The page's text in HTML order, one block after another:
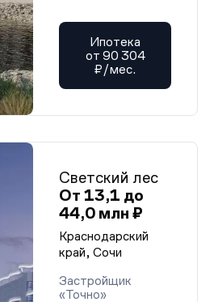
Ипотека
от 90 304
₽/мес.
Светский лес
От 13,1 до
44,0 млн ₽
Краснодарский
край, Сочи
Застройщик
«Точно»